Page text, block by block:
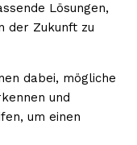
Lösungen,
der Zukunft zu
dabei, mögliche
und
um einen